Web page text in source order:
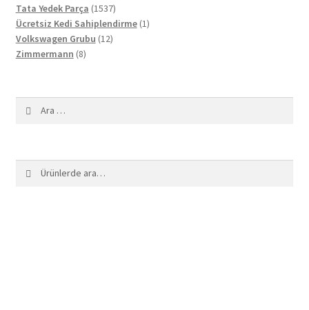
Tata Yedek Parça 15371537
ürün
Ücretsiz Kedi Sahiplendirme 11
Volkswagen Grubu 1212
Zimmermann 88